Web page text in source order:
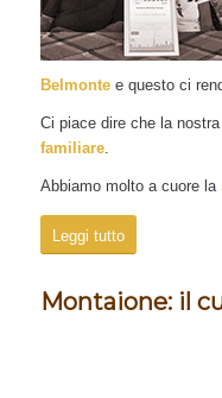
Belmontee questo ci
Ci piace dire che la
familiare.
Abbiamo molto a cuore la
Leggi tutto
Montaione: il